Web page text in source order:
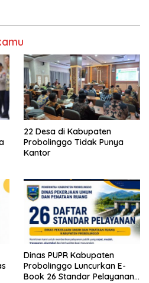
22 Desa di Kabupaten
Probolinggo Tidak Punya
Kantor
Dinas PUPR Kabupaten
Probolinggo Luncurkan E-
Book 26 Standar Pelayanan